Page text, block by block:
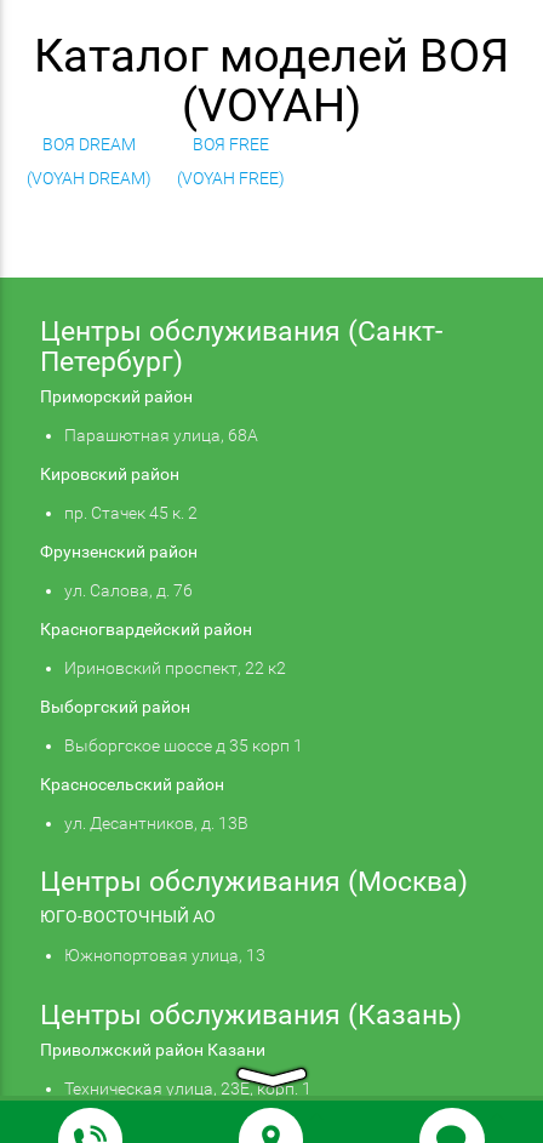
Каталог моделей ВОЯ
(VOYAH)
ВОЯ DREAM
(VOYAH DREAM)
ВОЯ FREE
(VOYAH FREE)
Центры обслуживания (Санкт-
Петербург)
Приморский район
Парашютная улица, 68А
Кировский район
пр. Стачек 45 к. 2
Фрунзенский район
ул. Салова, д. 76
Красногвардейский район
Ириновский проспект, 22 к2
Выборгский район
Выборгское шоссе д 35 корп 1
Красносельский район
ул. Десантников, д. 13В
Центры обслуживания (Москва)
ЮГО-ВОСТОЧНЫЙ АО
Южнопортовая улица, 13
Центры обслуживания (Казань)
Приволжский район Казани
Техническая улица, 23Е, корп. 1
Подтверждаю
Продолжая использовать наш сайт, вы даете